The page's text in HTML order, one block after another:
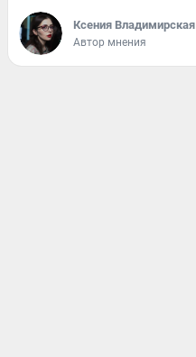
Ксения Владимирская
Автор мнения